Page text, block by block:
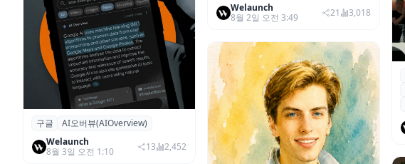
구글 AI Overview, 미국 검색 비율
43% 상승…1년 만에 15% 급증
구글
AI오버뷰(AIOverview)
Welaunch
8월 3일 오전 1:10
13 2,452
Welaunch
8월 2일 오전 3:49
21 3,018